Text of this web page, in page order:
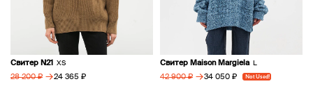
Свитер N21 XS
28 200 ₽ → 24 365 ₽
Свитер Maison Margiela L
42 900 ₽ → 34 050 ₽ Not Used!